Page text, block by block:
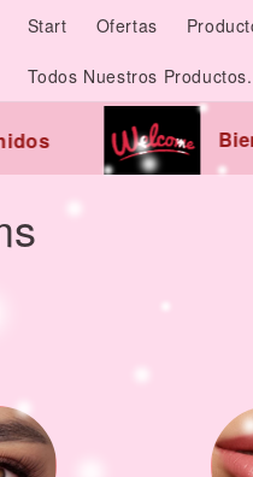
Start Ofertas
Todos Nuestros